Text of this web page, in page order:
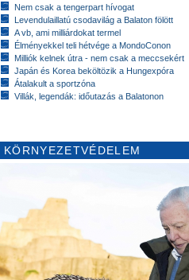
Nem csak a tengerpart hívogat
Levendulaillatú csodavilág a Balaton fölött
A vb, ami milliárdokat termel
Élményekkel teli hétvége a MondoConon
Milliók kelnek útra - nem csak a meccsekért
Japán és Korea beköltözik a Hungexpóra
Átalakult a sportzóna
Villák, legendák: időutazás a Balatonon
KÖRNYEZETVÉDELEM